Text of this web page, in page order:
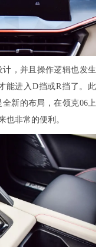
，并且操作逻辑也发生
能进入D挡或R挡了。此
新的布局，在领克06上
也非常的便利。